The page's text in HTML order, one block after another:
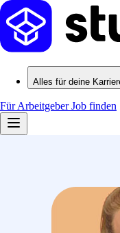
Alles für deine
Für ArbeitgeberJob finden